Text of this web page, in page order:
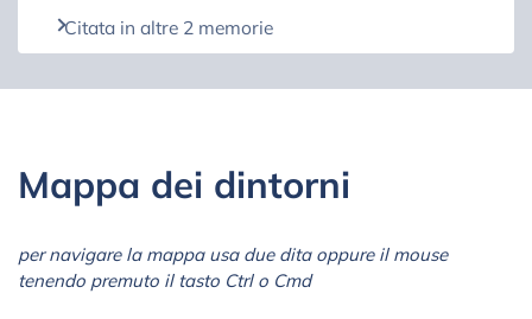
Citata in altre 2 memorie
Mappa dei dintorni
per navigare la mappa usa due dita oppure il mouse
tenendo premuto il tasto Ctrl o Cmd